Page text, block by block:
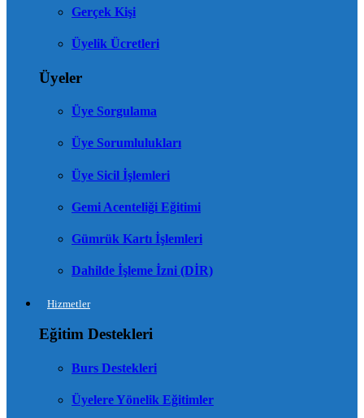
Gerçek Kişi
Üyelik Ücretleri
Üyeler
Üye Sorgulama
Üye Sorumlulukları
Üye Sicil İşlemleri
Gemi Acenteliği Eğitimi
Gümrük Kartı İşlemleri
Dahilde İşleme İzni (DİR)
Hizmetler
Eğitim Destekleri
Burs Destekleri
Üyelere Yönelik Eğitimler